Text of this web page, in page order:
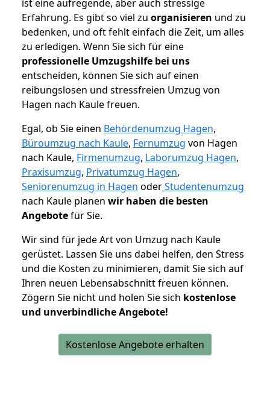
ist eine aufregende, aber auch stressige
Erfahrung. Es gibt so viel zu organisieren und zu
bedenken, und oft fehlt einfach die Zeit, um alles
zu erledigen. Wenn Sie sich für eine
professionelle Umzugshilfe bei uns
entscheiden, können Sie sich auf einen
reibungslosen und stressfreien Umzug von
Hagen nach Kaule freuen.
Egal, ob Sie einen Behördenumzug Hagen,
Büroumzug nach Kaule, Fernumzug von Hagen
nach Kaule, Firmenumzug, Laborumzug Hagen,
Praxisumzug, Privatumzug Hagen,
Seniorenumzug in Hagen oderStudentenumzug
nach Kaule planen wir haben die besten
Angebotefür Sie.
Wir sind für jede Art von Umzug nach Kaule
gerüstet. Lassen Sie uns dabei helfen, den Stress
und die Kosten zu minimieren, damit Sie sich auf
Ihren neuen Lebensabschnitt freuen können.
Zögern Sie nicht und holen Sie sich kostenlose
und unverbindliche Angebote!
Kostenlose Angebote erhalten